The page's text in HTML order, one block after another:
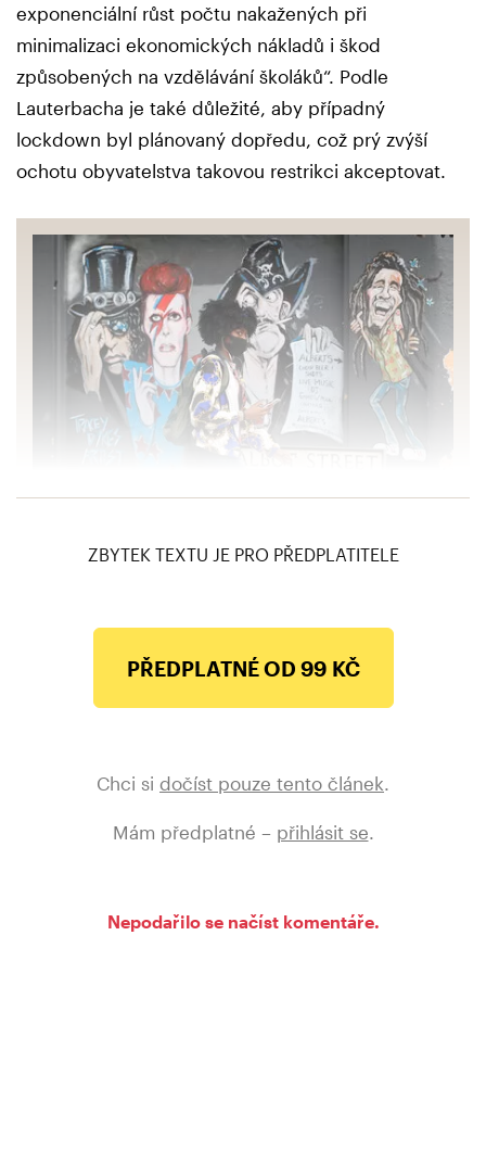
exponenciální růst počtu nakažených při
minimalizaci ekonomických nákladů i škod
způsobených na vzdělávání školáků“. Podle
Lauterbacha je také důležité, aby případný
lockdown byl plánovaný dopředu, což prý zvýší
ochotu obyvatelstva takovou restrikci akceptovat.
Dobrá rada pro chvíle, kdy vám připadá, že už
ZBYTEK TEXTU JE PRO PŘEDPLATITELE
PŘEDPLATNÉ OD 99 KČ
Chci si dočíst pouze tento článek.
Mám předplatné – přihlásit se.
Nepodařilo se načíst komentáře.